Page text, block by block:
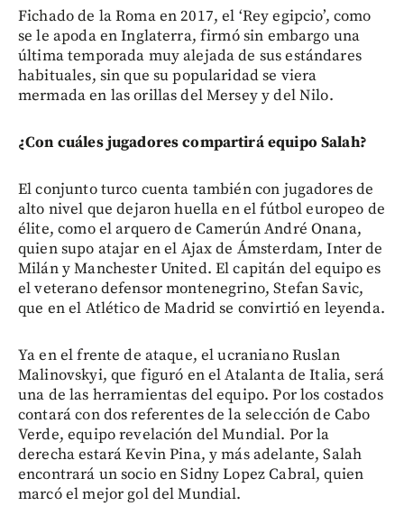
Fichado de la Roma en 2017, el ‘Rey egipcio’, como
se le apoda en Inglaterra, firmó sin embargo una
última temporada muy alejada de sus estándares
habituales, sin que su popularidad se viera
mermada en las orillas del Mersey y del Nilo.
¿Con cuáles jugadores compartirá equipo Salah?
El conjunto turco cuenta también con jugadores de
alto nivel que dejaron huella en el fútbol europeo de
élite, como el arquero de Camerún André Onana,
quien supo atajar en el Ajax de Ámsterdam, Inter de
Milán y Manchester United. El capitán del equipo es
el veterano defensor montenegrino, Stefan Savic,
que en el Atlético de Madrid se convirtió en leyenda.
Ya en el frente de ataque, el ucraniano Ruslan
Malinovskyi, que figuró en el Atalanta de Italia, será
una de las herramientas del equipo. Por los costados
contará con dos referentes de la selección de Cabo
Verde, equipo revelación del Mundial. Por la
derecha estará Kevin Pina, y más adelante, Salah
encontrará un socio en Sidny Lopez Cabral, quien
marcó el mejor gol del Mundial.